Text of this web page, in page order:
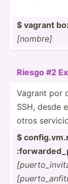
$ vagrant
[nombre]
Riesgo #2
Vagrant por
SSH, desde
otros
$